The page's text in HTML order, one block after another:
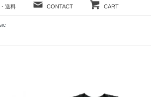
送料 CONTACT CART